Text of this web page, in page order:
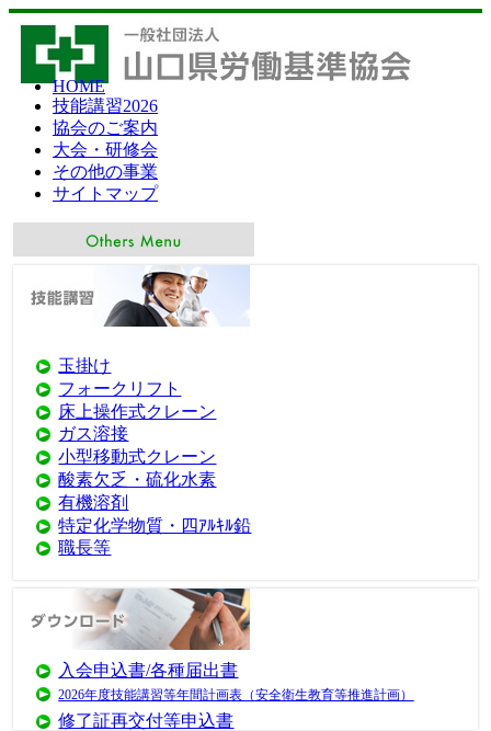
HOME
技能講習2026
協会のご案内
大会・研修会
その他の事業
サイトマップ
玉掛け
フォークリフト
床上操作式クレーン
ガス溶接
小型移動式クレーン
酸素欠乏・硫化水素
有機溶剤
特定化学物質・四ｱﾙｷﾙ鉛
職長等
入会申込書/各種届出書
2026年度技能講習等年間計画表（安全衛生教育等推進計画）
修了証再交付等申込書